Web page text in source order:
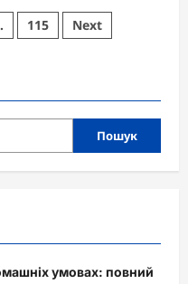
115 Next
Пошук
умовах: повний